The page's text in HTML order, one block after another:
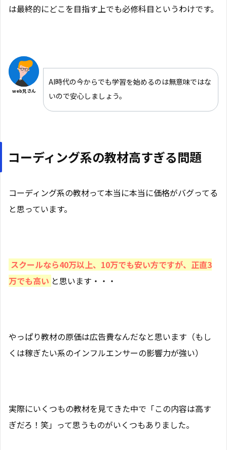
は最終的にどこを目指す上でも必修科目というわけです。
web兄さん
AI時代の今からでも学習を始めるのは無意味ではな
いので安心しましょう。
コーディング系の教材高すぎる問題
コーディング系の教材って本当に本当に価格がバグってる
と思っています。
スクールなら40万以上、10万でも安い方ですが、正直3
万でも高い と思います・・・
やっぱり教材の原価は広告費なんだなと思います（もし
くは稼ぎたい系のインフルエンサーの影響力が強い）
実際にいくつもの教材を見てきた中で「この内容は高す
ぎだろ！笑」って思うものがいくつもありました。